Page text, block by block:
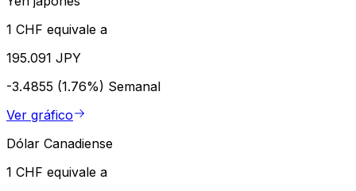
1 CHF equivale a
195.091 JPY
-3.4855 (1.76%) Semanal
Ver gráfico
Dólar Canadiense
1 CHF equivale a